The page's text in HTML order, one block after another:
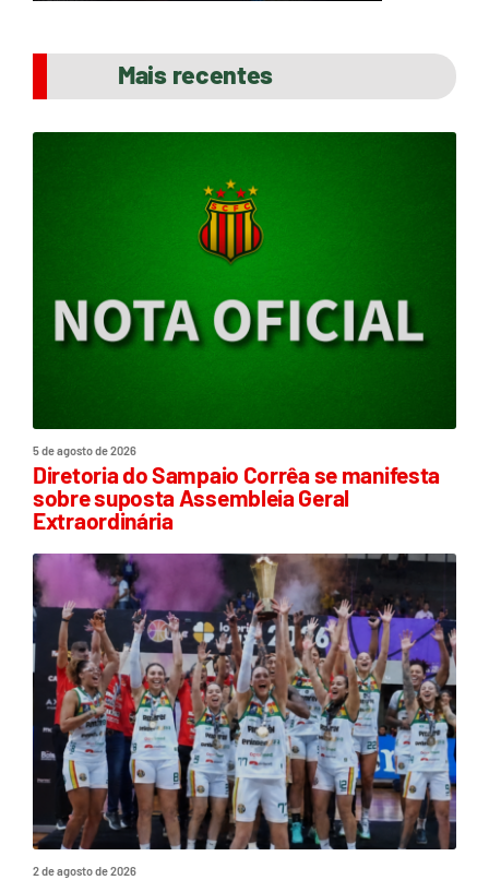
Mais recentes
5 de agosto de 2026
Diretoria do Sampaio Corrêa se manifesta
sobre suposta Assembleia Geral
Extraordinária
2 de agosto de 2026